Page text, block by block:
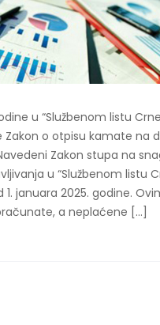
u “Službenom listu
o otpisu kamate na
Zakon stupa na
u “Službenom listu
januara 2025. godine.
a neplaćene […]